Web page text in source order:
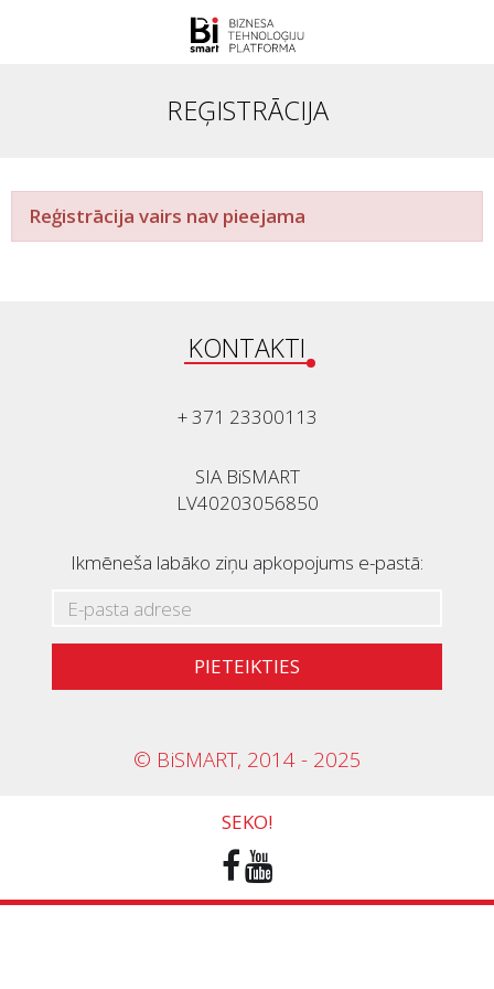
REĢISTRĀCIJA
Reģistrācija vairs nav pieejama
KONTAKTI
+ 371 23300113
SIA BiSMART
LV40203056850
Ikmēneša labāko ziņu apkopojums e-pastā:
PIETEIKTIES
© BiSMART, 2014 - 2025
SEKO!